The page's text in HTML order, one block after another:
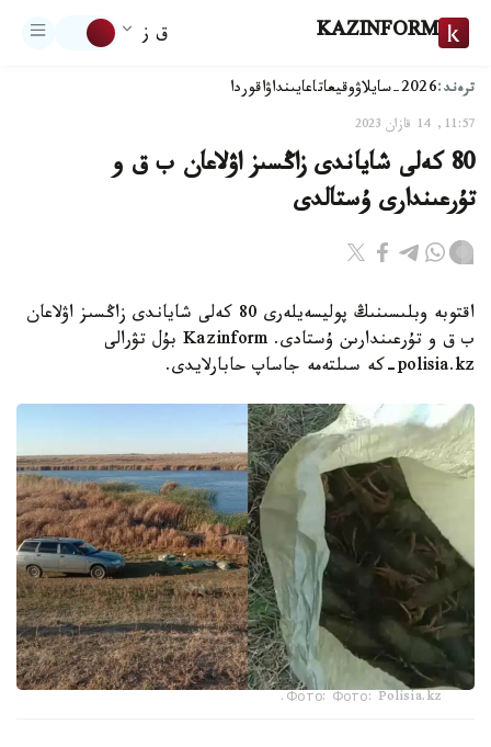
KAZINFORM ق ز
ترەند:2026-سايلاۋ وقيعاتاعايىنداۋاقوردا
11:57, 14 قازان 2023
80 كەلى شاياندى زاڭسىز اۋلاعان ب ق و
تۇرعىندارى ۇستالدى
اقتوبە وبلىسىنىڭ پوليسەيلەرى 80 كەلى شاياندى زاڭسىز اۋلاعان
ب ق و تۇرعىندارىن ۇستادى. Kazinform بۇل تۋرالى
polisia.kz-كە سىلتەمە جاساپ حابارلايدى.
Фото: Фото: Polisia.kz.